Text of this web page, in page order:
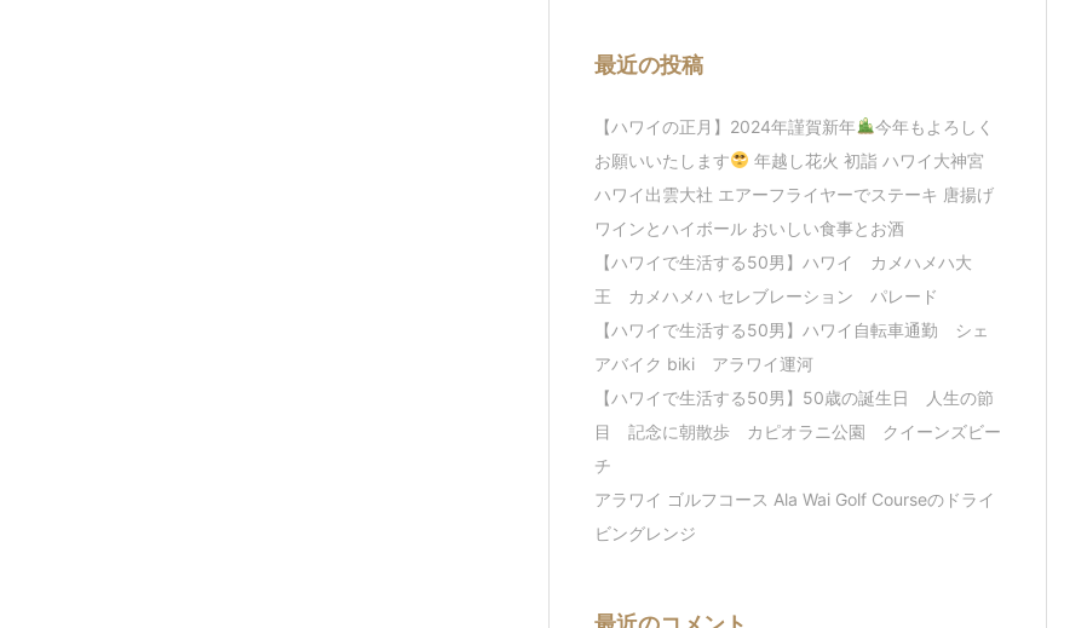
最近の投稿
【ハワイの正月】2024年謹賀新年
今年もよろしく
お願いいたします
年越し花火 初詣 ハワイ大神宮
ハワイ出雲大社 エアーフライヤーでステーキ 唐揚げ
ワインとハイボール おいしい食事とお酒
【ハワイで生活する50男】ハワイ カメハメハ大
王 カメハメハ セレブレーション パレード
【ハワイで生活する50男】ハワイ自転車通勤 シェ
アバイク biki アラワイ運河
【ハワイで生活する50男】50歳の誕生日 人生の節
目 記念に朝散歩 カピオラニ公園 クイーンズビー
チ
アラワイ ゴルフコース Ala Wai Golf Courseのドライ
ビングレンジ